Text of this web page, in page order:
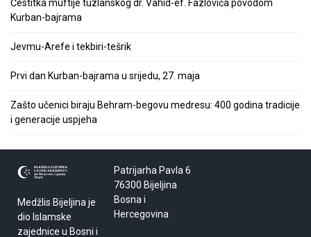
Čestitka muftije tuzlanskog dr. Vahid-ef. Fazlovića povodom
Kurban-bajrama
Jevmu-Arefe i tekbiri-tešrik
Prvi dan Kurban-bajrama u srijedu, 27. maja
Zašto učenici biraju Behram-begovu medresu: 400 godina tradicije
i generacije uspjeha
Medžlis Bijeljina je
dio Islamske
zajednice u Bosni i
Patrijarha Pavla 6
76300 Bijeljina
Bosna i
Hercegovina